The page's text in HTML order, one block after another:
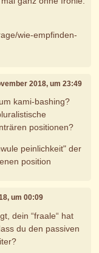
wie-empfinden-
2018, um 23:49
kami-bashing?
positionen?
peinlichkeit" der
position
um 00:09
dein “fraale“ hat
du den passiven